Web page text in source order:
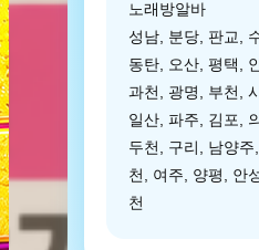
노래방알바
성남, 분당, 판교,
동탄, 오산, 평택,
과천, 광명, 부천,
일산, 파주, 김포,
두천, 구리, 남양
천, 여주, 양평, 안
천